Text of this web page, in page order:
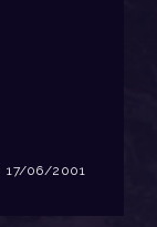
17/06/2001